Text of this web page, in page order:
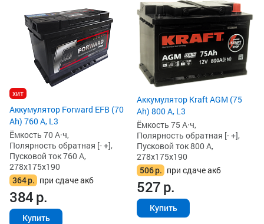
хит
Аккумулятор Forward EFB (70
Ah) 760 А, L3
Ёмкость 70 А·ч,
Полярность обратная [- +],
Пусковой ток 760 А,
278x175x190
364р. при сдаче акб
384р.
Купить
Аккумулятор Kraft AGM (75
Ah) 800 А, L3
Ёмкость 75 А·ч,
Полярность обратная [- +],
Пусковой ток 800 А,
278x175x190
506р. при сдаче акб
527р.
Купить